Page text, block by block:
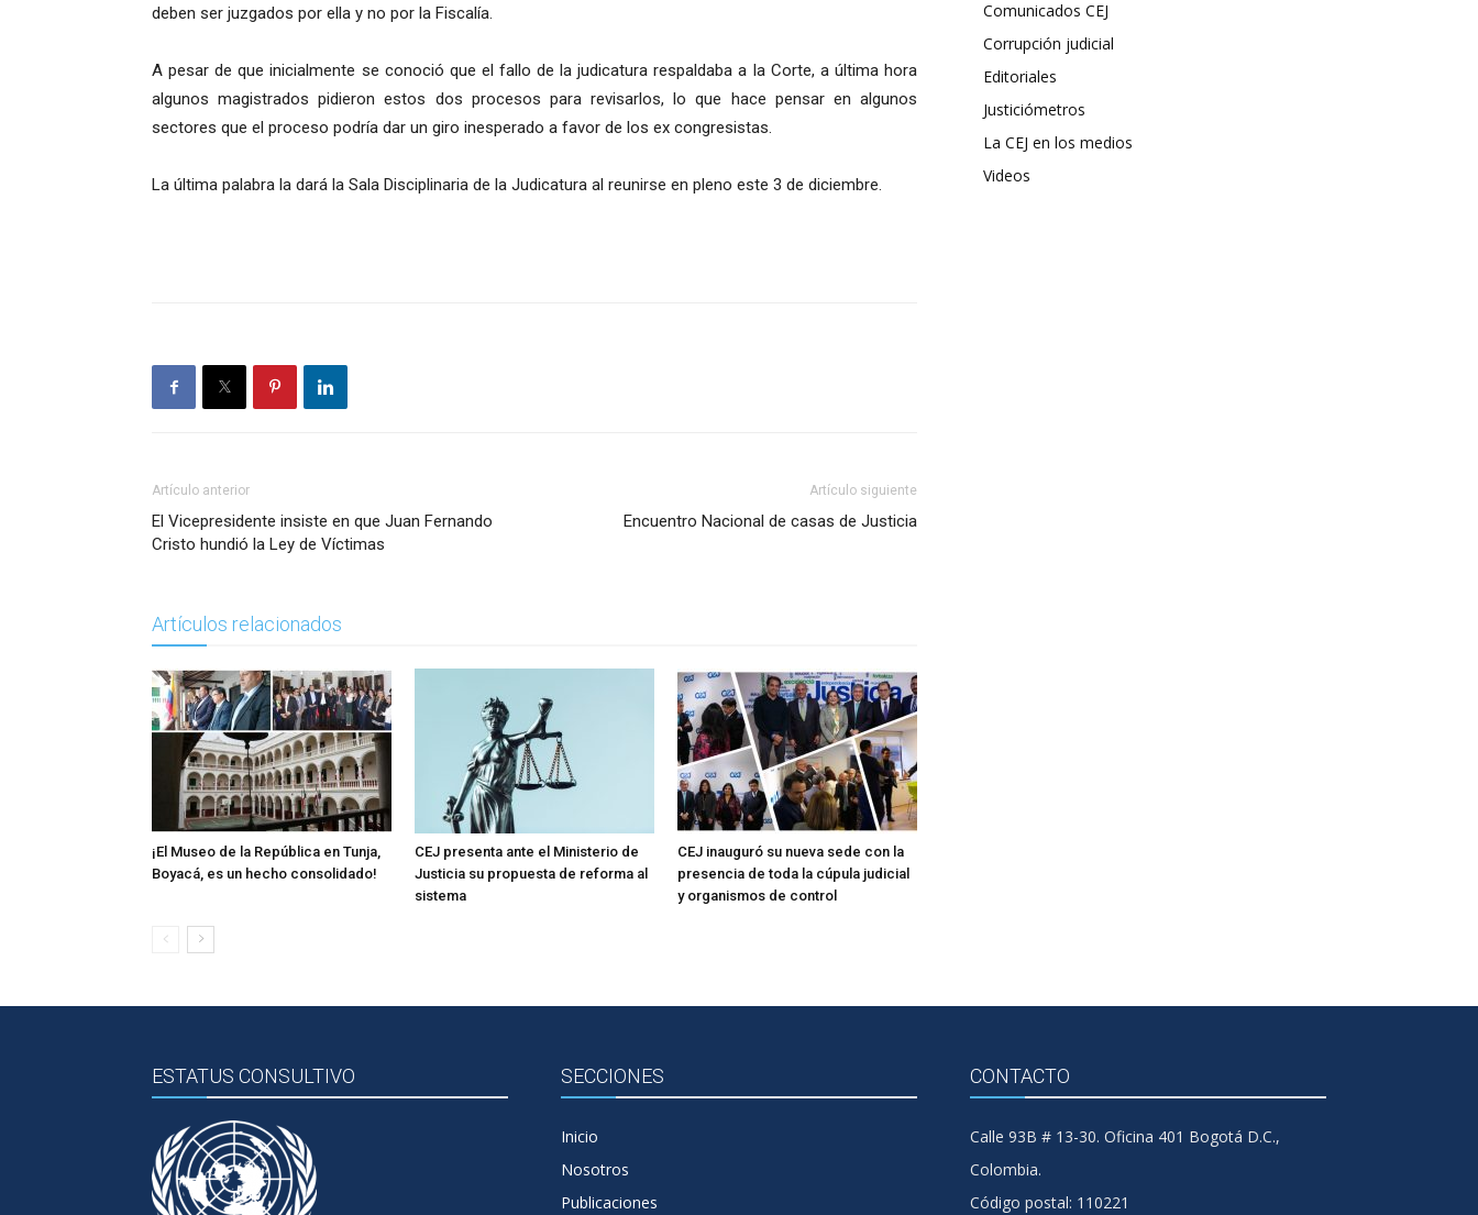
deben ser juzgados por ella y no por la Fiscalía.
A pesar de que inicialmente se conoció que el fallo de la judicatura respaldaba a la Corte, a última hora
algunos magistrados pidieron estos dos procesos para revisarlos, lo que hace pensar en algunos
sectores que el proceso podría dar un giro inesperado a favor de los ex congresistas.
La última palabra la dará la Sala Disciplinaria de la Judicatura al reunirse en pleno este 3 de diciembre.
Artículo anterior
El Vicepresidente insiste en que Juan Fernando
Cristo hundió la Ley de Víctimas
Artículo siguiente
Encuentro Nacional de casas de Justicia
Artículos relacionados
¡El Museo de la República en Tunja,
Boyacá, es un hecho consolidado!
CEJ presenta ante el Ministerio de
Justicia su propuesta de reforma al
sistema
CEJ inauguró su nueva sede con la
presencia de toda la cúpula judicial
y organismos de control
Comunicados CEJ
Corrupción judicial
Editoriales
Justiciómetros
La CEJ en los medios
Videos
ESTATUS CONSULTIVO SECCIONES
Inicio
Nosotros
Publicaciones
CONTACTO
Calle 93B # 13-30. Oficina 401 Bogotá D.C.,
Colombia.
Código postal: 110221